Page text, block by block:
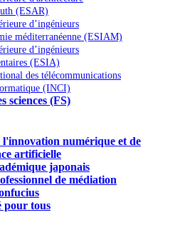
(ESAR)
d’ingénieurs
méditerranéenne (ESIAM)
d’ingénieurs
(ESIA)
des télécommunications
(INCI)
sciences (FS)
l'innovation numérique et de
artificielle
japonais
de médiation
pour tous